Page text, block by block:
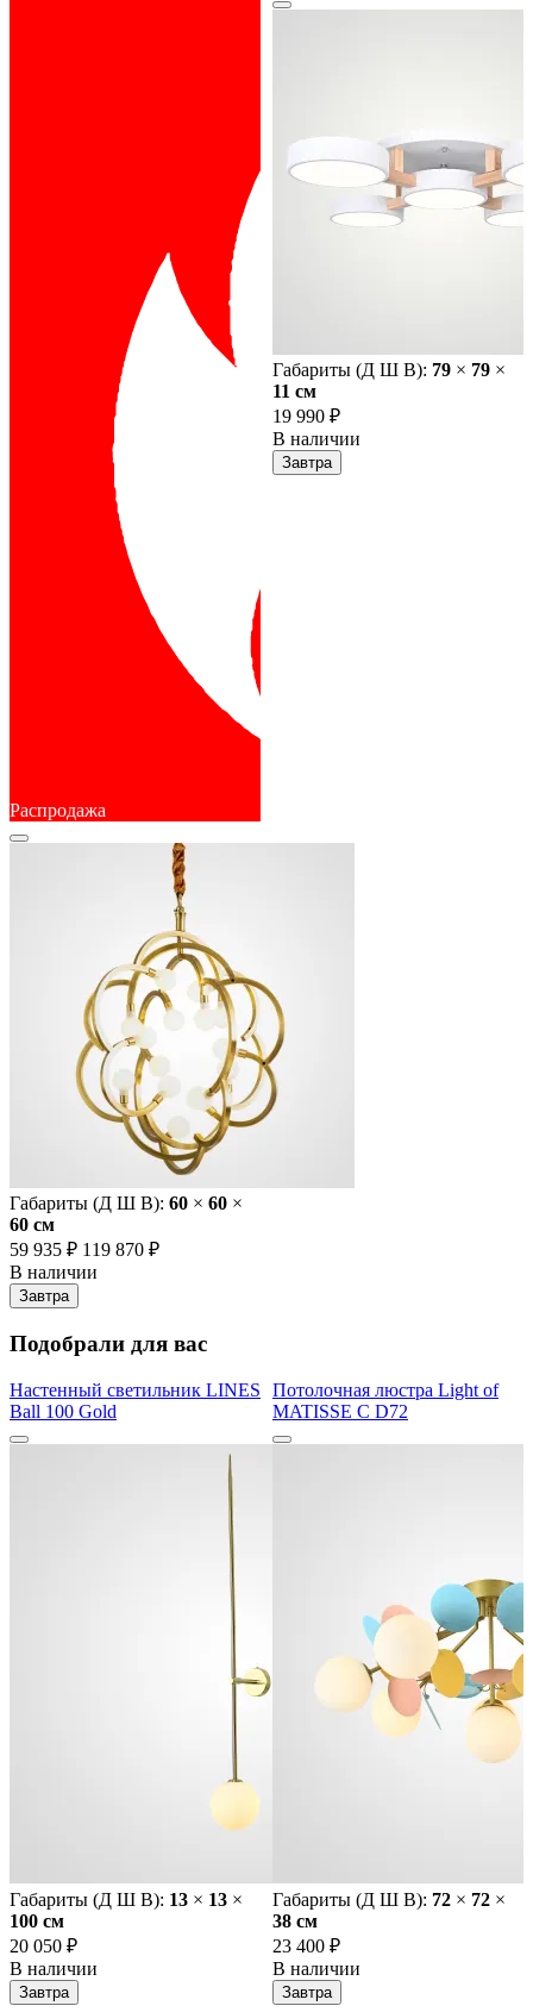
Распродажа
Габариты (Д Ш В): 60 × 60 ×
60 cм
59 935 ₽ 119 870 ₽
В наличии
Завтра
Габариты (Д Ш В): 79 × 79 ×
11 cм
19 990 ₽
В наличии
Завтра
Подобрали для вас
Настенный светильник LINES
Ball 100 Gold
Габариты (Д Ш В): 13 × 13 ×
100 cм
20 050 ₽
В наличии
Завтра
Потолочная люстра Light of
MATISSE C D72
Габариты (Д Ш В): 72 × 72 ×
38 cм
23 400 ₽
В наличии
Завтра